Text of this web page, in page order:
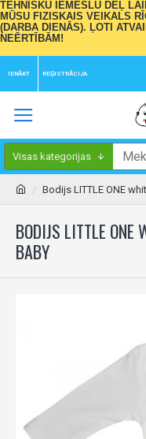
TEHNISKU IEMESLU DĒĻ
MŪSU FIZISKAIS VEIKALS
(DARBA DIENĀS). ĻOTI
NEĒRTĪBĀM!
IENĀKT REĢISTRĀCIJA
Visas kategorijas
Bodijs LITTLE ONE
BODIJS LITTLE
BABY